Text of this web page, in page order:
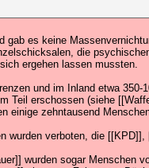
gab es keine
die
ergehen lassen mussten.
und im Inland etwa 350-
Teil erschossen (siehe
einige zehntausend
wurden verboten, die [[KPD]],
wurden sogar Menschen